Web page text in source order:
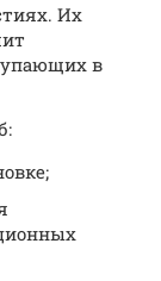
Их
в